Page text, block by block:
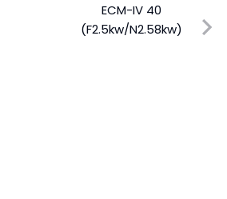
ECM-IV 40
(F2.5kw/N2.58kw)